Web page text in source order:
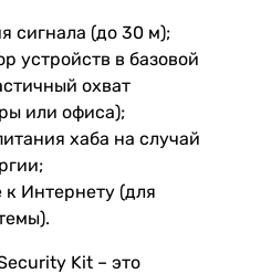
сигнала (до 30 м);
устройств в базовой
охват
или офиса);
хаба на случай
Интернету (для
Kit – это